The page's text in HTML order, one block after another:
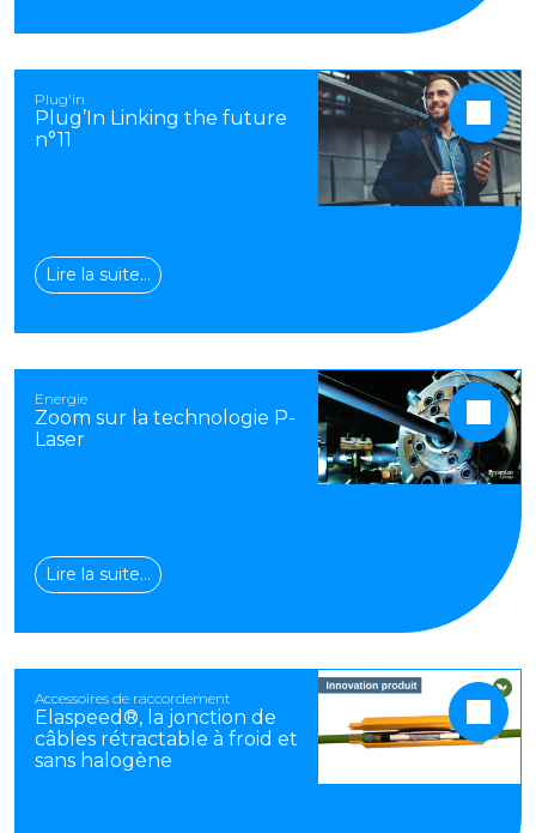
Plug'in
Plug’In Linking the future
n°11
Lire la suite…
Energie
Zoom sur la technologie P-
Laser
Lire la suite…
Accessoires de raccordement
Elaspeed®, la jonction de
câbles rétractable à froid et
sans halogène